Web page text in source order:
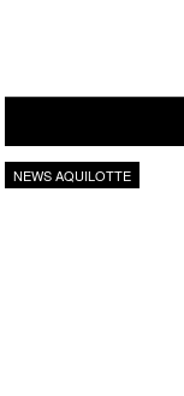
Vai al contenuto
NEWS AQUILOTTE